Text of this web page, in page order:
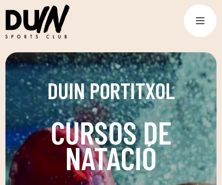
DUIN PORTITXOL
CURSOS DE
NATACIÓ